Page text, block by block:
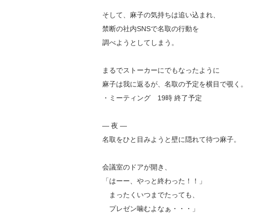
そして、麻子の気持ちは追い込まれ、
禁断の社内SNSで名取の行動を
調べようとしてしまう。
まるでストーカーにでもなったように
麻子は我に返るが、名取の予定を横目で覗く。
・ミーティング 19時 終了予定
― 夜 ―
名取をひと目みようと壁に隠れて待つ麻子。
会議室のドアが開き、
「はーー、やっと終わった！！」
まったくいつまでたっても、
プレゼン噛むよなぁ・・・」